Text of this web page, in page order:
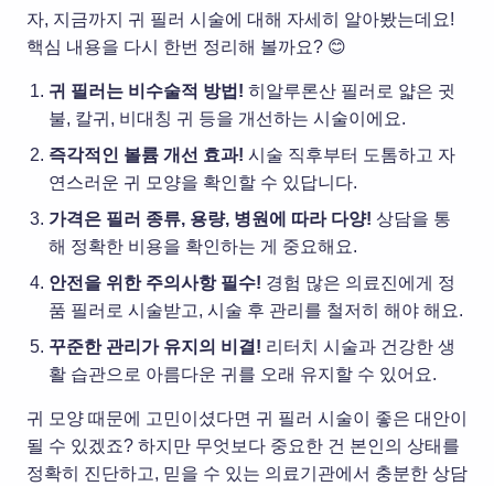
자, 지금까지 귀 필러 시술에 대해 자세히 알아봤는데요!
핵심 내용을 다시 한번 정리해 볼까요? 😊
귀 필러는 비수술적 방법! 히알루론산 필러로 얇은 귓
불, 칼귀, 비대칭 귀 등을 개선하는 시술이에요.
즉각적인 볼륨 개선 효과! 시술 직후부터 도톰하고 자
연스러운 귀 모양을 확인할 수 있답니다.
가격은 필러 종류, 용량, 병원에 따라 다양! 상담을 통
해 정확한 비용을 확인하는 게 중요해요.
안전을 위한 주의사항 필수! 경험 많은 의료진에게 정
품 필러로 시술받고, 시술 후 관리를 철저히 해야 해요.
꾸준한 관리가 유지의 비결! 리터치 시술과 건강한 생
활 습관으로 아름다운 귀를 오래 유지할 수 있어요.
귀 모양 때문에 고민이셨다면 귀 필러 시술이 좋은 대안이
될 수 있겠죠? 하지만 무엇보다 중요한 건 본인의 상태를
정확히 진단하고, 믿을 수 있는 의료기관에서 충분한 상담